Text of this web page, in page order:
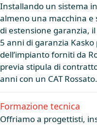
Installando un sistema
almeno una macchina e
di estensione garanzia,
5 anni di garanzia
dell’impianto forniti da
previa stipula di
anni con un CAT Rossato.
Formazione tecnica
Offriamo a progettisti,